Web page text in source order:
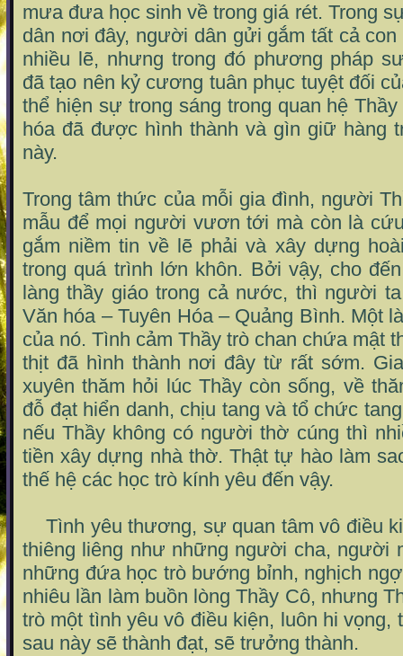
mưa đưa học sinh về trong giá rét. Trong
dân nơi đây, người dân gửi gắm tất cả
nhiều lẽ, nhưng trong đó phương pháp
đã tạo nên kỷ cương tuân phục tuyệt đối
thể hiện sự trong sáng trong quan hệ
hóa đã được hình thành và gìn giữ hàng
này.
Trong tâm thức của mỗi gia đình, người
mẫu để mọi người vươn tới mà còn là
gắm niềm tin về lẽ phải và xây dựng
trong quá trình lớn khôn. Bởi vậy, cho
làng thầy giáo trong cả nước, thì người
Văn hóa – Tuyên Hóa – Quảng Bình. Một
của nó. Tình cảm Thầy trò chan chứa mật
thịt đã hình thành nơi đây từ rất sớm.
xuyên thăm hỏi lúc Thầy còn sống, về
đỗ đạt hiển danh, chịu tang và tổ chức
nếu Thầy không có người thờ cúng thì
tiền xây dựng nhà thờ. Thật tự hào làm
thế hệ các học trò kính yêu đến vậy.
Tình yêu thương, sự quan tâm vô điều
thiêng liêng như những người cha, người
những đứa học trò bướng bỉnh, nghịch
nhiêu lần làm buồn lòng Thầy Cô, nhưng
trò một tình yêu vô điều kiện, luôn hi vọng,
sau này sẽ thành đạt, sẽ trưởng thành.